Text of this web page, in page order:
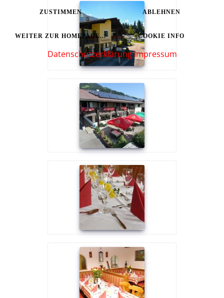
ZUSTIMMEN
WEITER ZUR HOMEPAGE...
ABLEHNEN
COOKIE INFO
DatenschutzerklärungImpressum